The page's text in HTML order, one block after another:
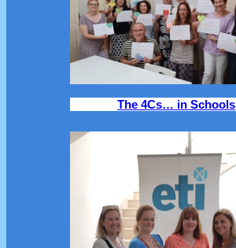
The 4Cs… in Schools